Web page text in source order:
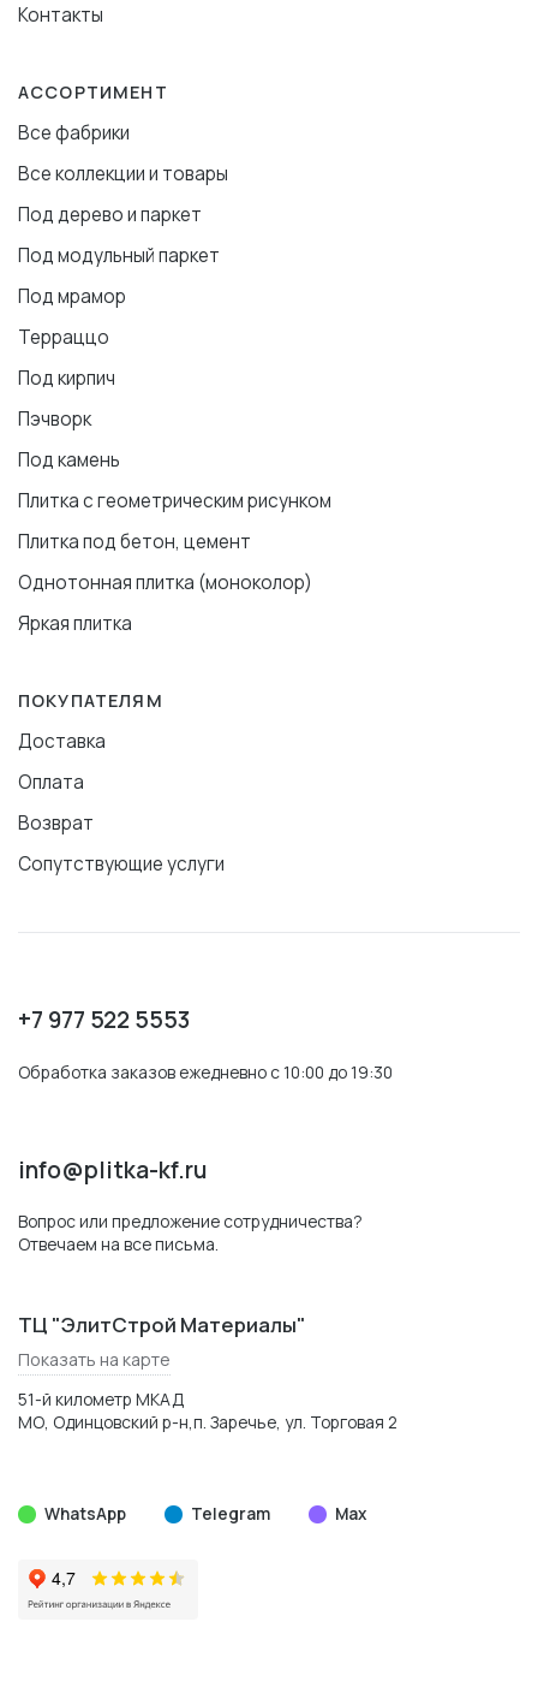
Контакты
АССОРТИМЕНТ
Все фабрики
Все коллекции и товары
Под дерево и паркет
Под модульный паркет
Под мрамор
Терраццо
Под кирпич
Пэчворк
Под камень
Плитка с геометрическим рисунком
Плитка под бетон, цемент
Однотонная плитка (моноколор)
Яркая плитка
ПОКУПАТЕЛЯМ
Доставка
Оплата
Возврат
Сопутствующие услуги
+7 977 522 5553
Обработка заказов ежедневно с 10:00 до 19:30
info@plitka-kf.ru
Вопрос или предложение сотрудничества?
Отвечаем на все письма.
ТЦ "ЭлитСтрой Материалы"
Показать на карте
51-й километр МКАД
МО, Одинцовский р-н,п. Заречье, ул. Торговая 2
WhatsApp Telegram Max